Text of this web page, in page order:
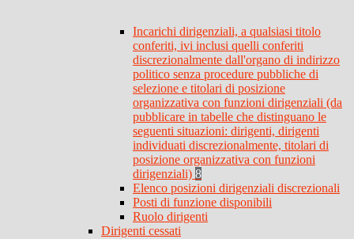
Incarichi dirigenziali, a qualsiasi titolo
conferiti, ivi inclusi quelli conferiti
discrezionalmente dall'organo di indirizzo
politico senza procedure pubbliche di
selezione e titolari di posizione
organizzativa con funzioni dirigenziali (da
pubblicare in tabelle che distinguano le
seguenti situazioni: dirigenti, dirigenti
individuati discrezionalmente, titolari di
posizione organizzativa con funzioni
dirigenziali) 8
Elenco posizioni dirigenziali discrezionali
Posti di funzione disponibili
Ruolo dirigenti
Dirigenti cessati